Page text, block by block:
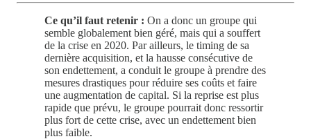
Ce qu’il faut retenir : On a donc un groupe qui
semble globalement bien géré, mais qui a souffert
de la crise en 2020. Par ailleurs, le timing de sa
dernière acquisition, et la hausse consécutive de
son endettement, a conduit le groupe à prendre des
mesures drastiques pour réduire ses coûts et faire
une augmentation de capital. Si la reprise est plus
rapide que prévu, le groupe pourrait donc ressortir
plus fort de cette crise, avec un endettement bien
plus faible.